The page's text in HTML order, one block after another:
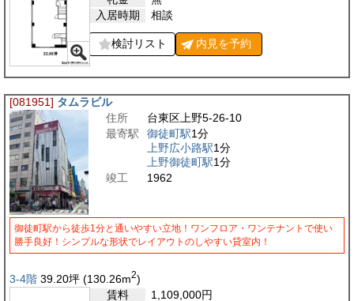
入居時期
相談
検討リスト 内見を予約
[081951] タムラビル
住所
台東区上野5-26-10
最寄駅
御徒町駅1分
上野広小路駅1分
上野御徒町駅1分
竣工
1962
御徒町駅から徒歩1分と通いやすい立地！ワンフロア・ワンテナントで使い
勝手良好！シンプルな形状でレイアウトのしやすい貸室内！
3-4階 39.20坪 (130.26m2)
賃料
1,109,000円